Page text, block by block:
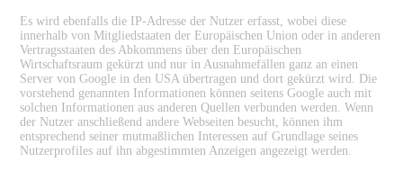
Es wird ebenfalls die IP-Adresse der Nutzer erfasst, wobei diese
innerhalb von Mitgliedstaaten der Europäischen Union oder in anderen
Vertragsstaaten des Abkommens über den Europäischen
Wirtschaftsraum gekürzt und nur in Ausnahmefällen ganz an einen
Server von Google in den USA übertragen und dort gekürzt wird. Die
vorstehend genannten Informationen können seitens Google auch mit
solchen Informationen aus anderen Quellen verbunden werden. Wenn
der Nutzer anschließend andere Webseiten besucht, können ihm
entsprechend seiner mutmaßlichen Interessen auf Grundlage seines
Nutzerprofiles auf ihn abgestimmten Anzeigen angezeigt werden.